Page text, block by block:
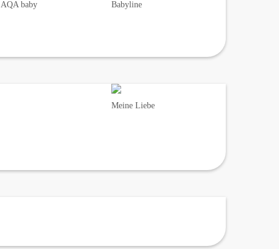
AQA baby Babyline
Meine Liebe